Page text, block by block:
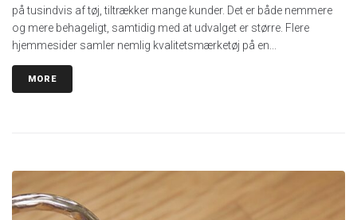
på tusindvis af tøj, tiltrækker mange kunder. Det er både nemmere
og mere behageligt, samtidig med at udvalget er større. Flere
hjemmesider samler nemlig kvalitetsmærketøj på en...
MORE